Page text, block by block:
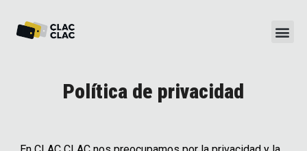
Política de privacidad